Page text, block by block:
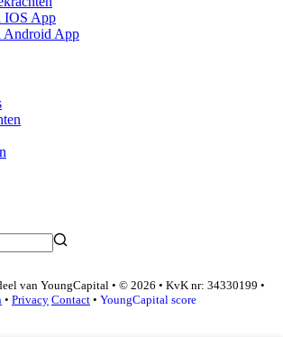
IOS App
Android App
van YoungCapital • © 2026 • KvK nr: 34330199 •
• Privacy Contact • YoungCapital score